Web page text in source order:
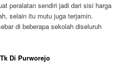
peralatan sendiri jadi dari sisi harga
selain itu mutu juga terjamin.
di beberapa sekolah diseluruh
Di Purworejo